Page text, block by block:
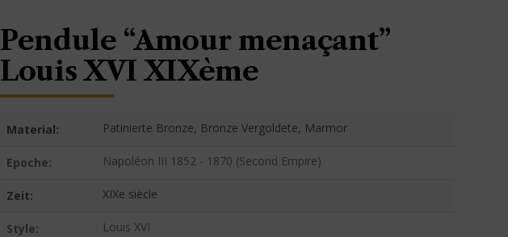
Pendule “Amour menaçant”
Louis XVI XIXème
Material: Patinierte Bronze, Bronze Vergoldete, Marmor
Epoche: Napoléon III 1852 - 1870 (Second Empire)
Zeit: XIXe siècle
Style: Louis XVI